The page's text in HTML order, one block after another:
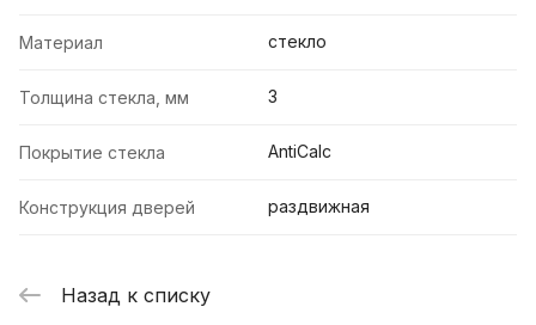
Материал стекло
Толщина стекла, мм 3
Покрытие стекла AntiCalc
Конструкция дверей раздвижная
Назад к списку